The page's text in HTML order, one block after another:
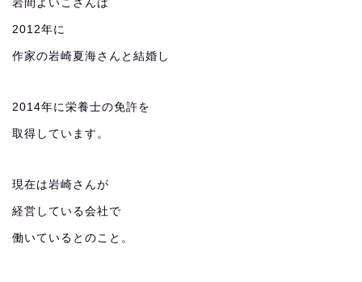
岩間よいこさんは
2012年に
作家の岩崎夏海さんと結婚し
2014年に栄養士の免許を
取得しています。
現在は岩崎さんが
経営している会社で
働いているとのこと。